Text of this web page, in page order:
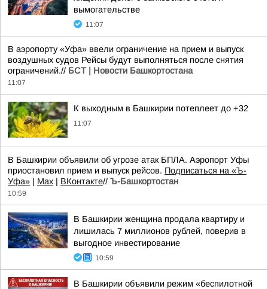
вымогательстве
11:07
В аэропорту «Уфа» ввели ограничение на прием и выпуск
воздушных судов Рейсы будут выполняться после снятия
ограничений.// БСТ | Новости Башкортостана
11:07
К выходным в Башкирии потеплеет до +32
11:07
В Башкирии объявили об угрозе атак БПЛА. Аэропорт Уфы
приостановил прием и выпуск рейсов. Подписаться на «Ъ-
Уфа» | Max | ВКонтакте// Ъ-Башкортостан
10:59
В Башкирии женщина продала квартиру и
лишилась 7 миллионов рублей, поверив в
выгодное инвестирование
10:59
В Башкирии объявили режим «беспилотной